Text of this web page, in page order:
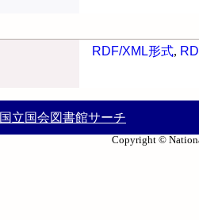
RDF/XML形式,
国立国会図書館サーチ
Copyright ©